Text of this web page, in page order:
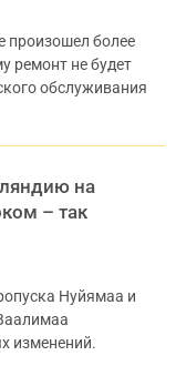
произошел более
ремонт не будет
обслуживания
на
– так
Нуйямаа и
изменений.